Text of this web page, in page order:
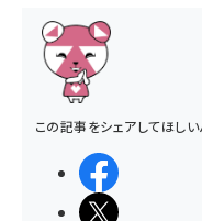
この記事をシェアしてほしい